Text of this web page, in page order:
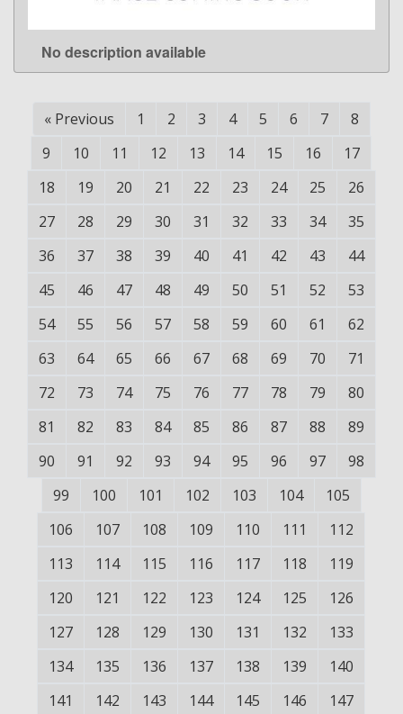
LEARN MORE
No description available
« Previous 1 2 3 4 5 6 7
8
9
10 11 12 13 14 15 16
17
18
19 20 21 22 23 24 25
26
27
28 29 30 31 32 33 34
35
36
37 38 39 40 41 42 43
44
45
46 47 48 49 50 51 52
53
54
55 56 57 58 59 60 61
62
63
64 65 66 67 68 69 70
71
72
73 74 75 76 77 78 79
80
81
82 83 84 85 86 87 88
89
90
91 92 93 94 95 96 97
98
99
100 101 102 103 104
105
106
107 108 109 110 111
112
113
114 115 116 117 118
119
120
121 122 123 124 125
126
127
128 129 130 131 132
133
134
135 136 137 138 139
140
141
142 143 144 145 146
147